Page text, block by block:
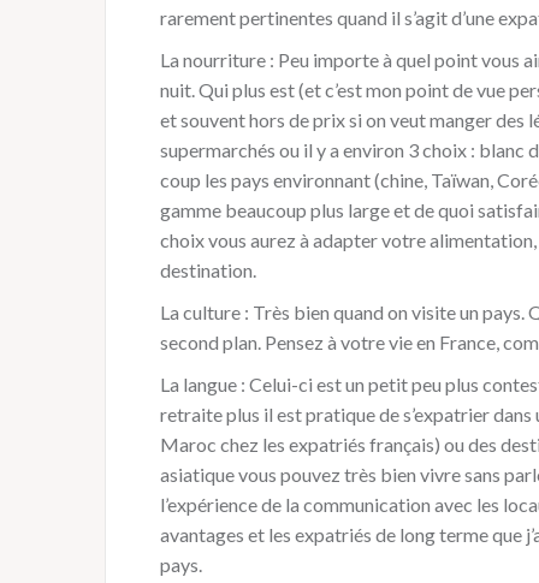
rarement pertinentes quand il s’agit d’une
La nourriture : Peu importe à quel point vous
nuit. Qui plus est (et c’est mon point de vue
et souvent hors de prix si on veut manger des
supermarchés ou il y a environ 3 choix :
coup les pays environnant (chine, Taïwan,
gamme beaucoup plus large et de quoi
choix vous aurez à adapter votre
destination.
La culture : Très bien quand on visite un pays.
second plan. Pensez à votre vie en France,
La langue : Celui-ci est un petit peu plus
retraite plus il est pratique de s’expatrier
Maroc chez les expatriés français) ou des
asiatique vous pouvez très bien vivre sans
l’expérience de la communication avec les
avantages et les expatriés de long terme que
pays.